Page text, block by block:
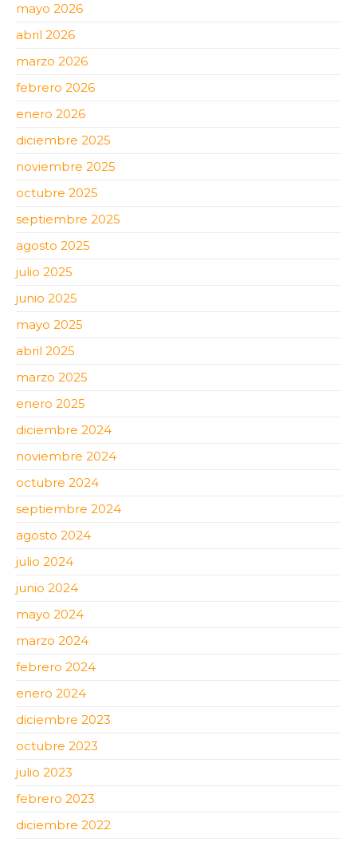
mayo 2026
abril 2026
marzo 2026
febrero 2026
enero 2026
diciembre 2025
noviembre 2025
octubre 2025
septiembre 2025
agosto 2025
julio 2025
junio 2025
mayo 2025
abril 2025
marzo 2025
enero 2025
diciembre 2024
noviembre 2024
octubre 2024
septiembre 2024
agosto 2024
julio 2024
junio 2024
mayo 2024
marzo 2024
febrero 2024
enero 2024
diciembre 2023
octubre 2023
julio 2023
febrero 2023
diciembre 2022